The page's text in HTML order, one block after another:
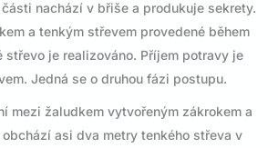
nachází v břiše a produkuje sekrety.
a tenkým střevem provedené během
střevo je realizováno. Příjem potravy je
Jedná se o druhou fázi postupu.
mezi žaludkem vytvořeným zákrokem a
asi dva metry tenkého střeva v